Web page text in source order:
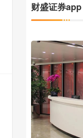
财盛证券app